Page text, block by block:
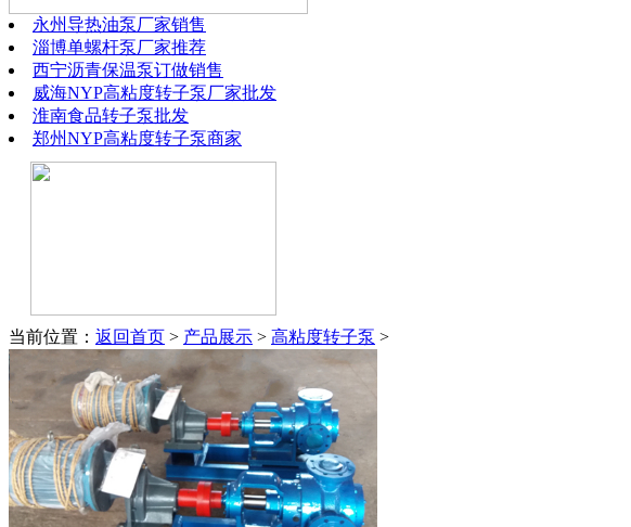
永州导热油泵厂家销售
淄博单螺杆泵厂家推荐
西宁沥青保温泵订做销售
威海NYP高粘度转子泵厂家批发
淮南食品转子泵批发
郑州NYP高粘度转子泵商家
当前位置： 返回首页 > 产品展示 > 高粘度转子泵 >